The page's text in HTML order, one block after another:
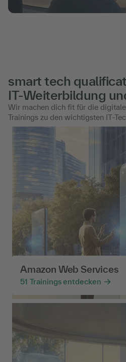
smart tech
IT-Weiterbildung
Wir machen dich fit für die
Trainings zu den wichtigsten IT-
Amazon Web Services
51 Trainings entdecken